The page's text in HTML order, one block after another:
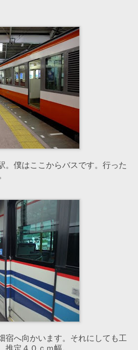
。僕はここからバスです。行った
宿へ向かいます。それにしても工
推定４０ｃｍ幅。